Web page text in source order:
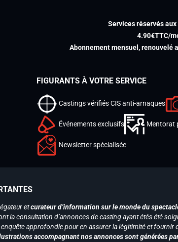
Services réservés
4.90€TTC/
Abonnement mensuel, renouvelé
FIGURANTS À VOTRE SERVICE
Castings vérifiés CIS anti-arnaques
Événements exclusifs Mentorat
Newsletter spécialisée
etcurateur d’information sur le monde du
la consultation d’annonces de casting ayant étés été
enquête approfondie pour en assurer la légitimité et
accompagnant nos annonces sont générées